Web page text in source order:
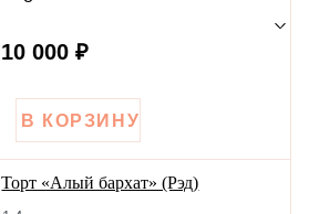
10 000 ₽
Торт «Алый бархат» (Рэд)